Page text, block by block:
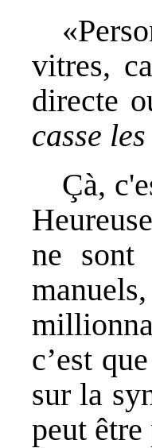
vitres,
directe
casse
Çà,
ne sont
c’est
sur la
peut